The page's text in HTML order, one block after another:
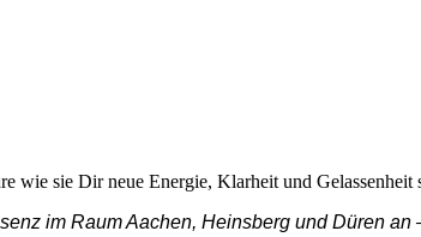
wie sie Dir neue Energie, Klarheit und Gelassenheit
im Raum Aachen, Heinsberg und Düren an